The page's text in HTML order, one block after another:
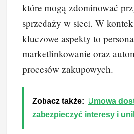
które mogą zdominować
sprzedaży w sieci. W
kluczowe aspekty to
marketlinkowanie oraz
procesów zakupowych.
Zobacz także: Umowa
zabezpieczyć interesy i